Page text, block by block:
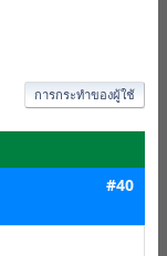
การกระทำของผู้ใช้
#40